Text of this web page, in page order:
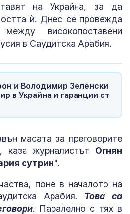
на Украйна, за да
ѝ. Днес се провежда
високопоставени
в Саудитска Арабия.
и Володимир Зеленски
в Украйна и гаранции от
масата за преговорите
каза журналистът Огнян
сутрин".
поне в началото на
Арабия. Това са
. Паралелно с тях в